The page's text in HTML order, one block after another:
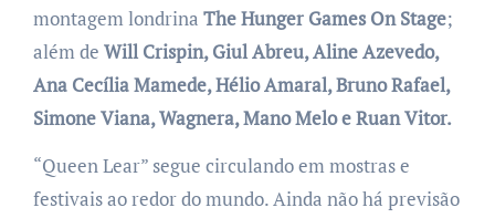
montagem londrina The Hunger Games On Stage;
além de Will Crispin, Giul Abreu, Aline Azevedo,
Ana Cecília Mamede, Hélio Amaral, Bruno Rafael,
Simone Viana, Wagnera, Mano Melo e Ruan Vitor.
“Queen Lear” segue circulando em mostras e
festivais ao redor do mundo. Ainda não há previsão